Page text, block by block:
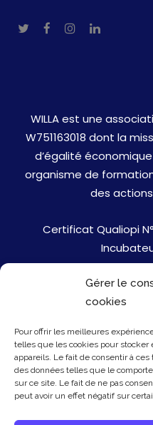
Gérer le
cookies
Pour offrir les meilleures
telles que les cookies pour
appareils. Le fait de consentir à
des données telles que le
sur ce site. Le fait de ne pas
peut avoir un effet négatif sur
WILLA est une
W751163018 dont la
d’égalité
organisme de
des
Certificat Qualiopi